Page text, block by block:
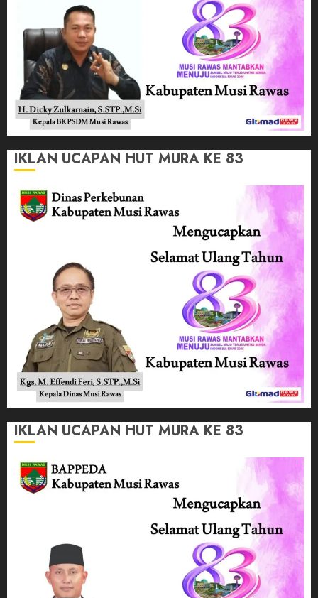
IKLAN UCAPAN HUT MURA KE 83
IKLAN UCAPAN HUT MURA KE 83